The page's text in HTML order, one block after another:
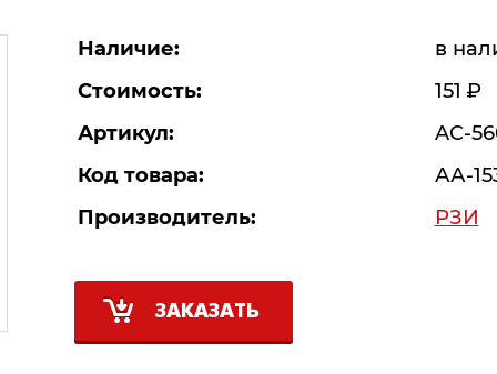
Наличие:
в
Стоимость:
151 Р
Артикул:
AC-
Код товара:
АА-
Производитель:
РЗИ
ЗАКАЗАТЬ